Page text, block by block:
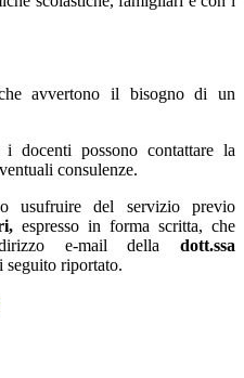
avvertono il bisogno di un
docenti possono contattare la
consulenze.
usufruire del servizio previo
espresso in forma scritta, che
e-mail della dott.ssa
riportato.